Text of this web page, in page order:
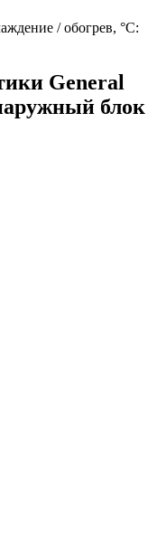
/ обогрев, °С:
General
блок